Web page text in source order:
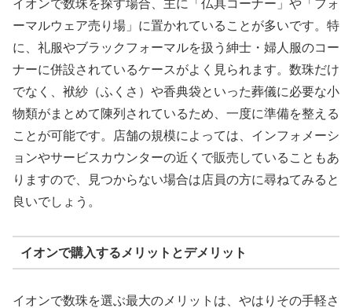
イオンで数珠を探す場合、主に「仏具コーナー」や「フォ
ーマルウェア売り場」に置かれていることが多いです。特
に、礼服やブラックフォーマルを扱う紳士・婦人服のコー
ナーに併設されているケースがよく見られます。数珠だけ
でなく、袱紗（ふくさ）や香典袋といった葬儀に必要な小
物類がまとめて陳列されているため、一度に準備を整える
ことが可能です。店舗の規模によっては、インフォメーシ
ョンやサービスカウンターの近くで販売していることもあ
りますので、見つからない場合は店員の方に尋ねてみると
良いでしょう。
イオンで購入するメリットとデメリット
イオンで数珠を選ぶ最大のメリットは、やはりその手軽さ